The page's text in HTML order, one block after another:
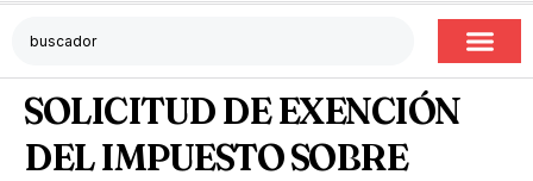
SOLICITUD DE EXENCIÓN
DEL IMPUESTO SOBRE